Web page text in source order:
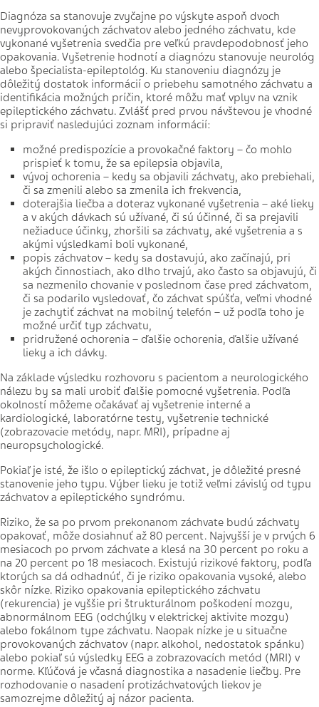
Diagnóza sa stanovuje zvyčajne po výskyte aspoň dvoch
nevyprovokovaných záchvatov alebo jedného záchvatu, kde
vykonané vyšetrenia svedčia pre veľkú pravdepodobnosť jeho
opakovania. Vyšetrenie hodnotí a diagnózu stanovuje neurológ
alebo špecialista-epileptológ. Ku stanoveniu diagnózy je
dôležitý dostatok informácií o priebehu samotného záchvatu a
identifikácia možných príčin, ktoré môžu mať vplyv na vznik
epileptického záchvatu. Zvlášť pred prvou návštevou je vhodné
si pripraviť nasledujúci zoznam informácií:
možné predispozície a provokačné faktory – čo mohlo
prispieť k tomu, že sa epilepsia objavila,
vývoj ochorenia – kedy sa objavili záchvaty, ako prebiehali,
či sa zmenili alebo sa zmenila ich frekvencia,
doterajšia liečba a doteraz vykonané vyšetrenia – aké lieky
a v akých dávkach sú užívané, či sú účinné, či sa prejavili
nežiaduce účinky, zhoršili sa záchvaty, aké vyšetrenia a s
akými výsledkami boli vykonané,
popis záchvatov – kedy sa dostavujú, ako začínajú, pri
akých činnostiach, ako dlho trvajú, ako často sa objavujú, či
sa nezmenilo chovanie v poslednom čase pred záchvatom,
či sa podarilo vysledovať, čo záchvat spúšťa, veľmi vhodné
je zachytiť záchvat na mobilný telefón – už podľa toho je
možné určiť typ záchvatu,
pridružené ochorenia – ďalšie ochorenia, ďalšie užívané
lieky a ich dávky.
Na základe výsledku rozhovoru s pacientom a neurologického
nálezu by sa mali urobiť ďalšie pomocné vyšetrenia. Podľa
okolností môžeme očakávať aj vyšetrenie interné a
kardiologické, laboratórne testy, vyšetrenie technické
(zobrazovacie metódy, napr. MRI), prípadne aj
neuropsychologické.
Pokiaľ je isté, že išlo o epileptický záchvat, je dôležité presné
stanovenie jeho typu. Výber lieku je totiž veľmi závislý od typu
záchvatov a epileptického syndrómu.
Riziko, že sa po prvom prekonanom záchvate budú záchvaty
opakovať, môže dosiahnuť až 80 percent. Najvyšší je v prvých 6
mesiacoch po prvom záchvate a klesá na 30 percent po roku a
na 20 percent po 18 mesiacoch. Existujú rizikové faktory, podľa
ktorých sa dá odhadnúť, či je riziko opakovania vysoké, alebo
skôr nízke. Riziko opakovania epileptického záchvatu
(rekurencia) je vyššie pri štrukturálnom poškodení mozgu,
abnormálnom EEG (odchýlky v elektrickej aktivite mozgu)
alebo fokálnom type záchvatu. Naopak nízke je u situačne
provokovaných záchvatov (napr. alkohol, nedostatok spánku)
alebo pokiaľ sú výsledky EEG a zobrazovacích metód (MRI) v
norme. Kľúčová je včasná diagnostika a nasadenie liečby. Pre
rozhodovanie o nasadení protizáchvatových liekov je
samozrejme dôležitý aj názor pacienta.